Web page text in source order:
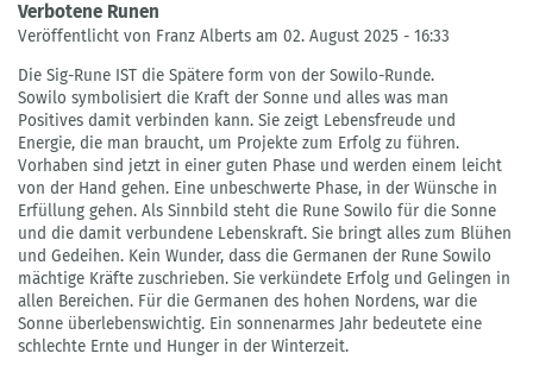
Verbotene Runen
Veröffentlicht von Franz Alberts am 02. August 2025 - 16:33
Die Sig-Rune IST die Spätere form von der Sowilo-Runde.
Sowilo symbolisiert die Kraft der Sonne und alles was man
Positives damit verbinden kann. Sie zeigt Lebensfreude und
Energie, die man braucht, um Projekte zum Erfolg zu führen.
Vorhaben sind jetzt in einer guten Phase und werden einem leicht
von der Hand gehen. Eine unbeschwerte Phase, in der Wünsche in
Erfüllung gehen. Als Sinnbild steht die Rune Sowilo für die Sonne
und die damit verbundene Lebenskraft. Sie bringt alles zum Blühen
und Gedeihen. Kein Wunder, dass die Germanen der Rune Sowilo
mächtige Kräfte zuschrieben. Sie verkündete Erfolg und Gelingen in
allen Bereichen. Für die Germanen des hohen Nordens, war die
Sonne überlebenswichtig. Ein sonnenarmes Jahr bedeutete eine
schlechte Ernte und Hunger in der Winterzeit.